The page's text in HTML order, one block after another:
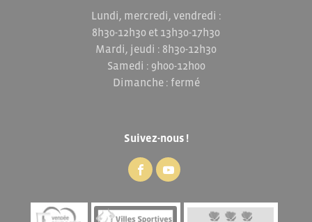
Lundi, mercredi, vendredi :
8h30-12h30 et 13h30-17h30
Mardi, jeudi : 8h30-12h30
Samedi : 9h00-12h00
Dimanche : fermé
Suivez-nous !